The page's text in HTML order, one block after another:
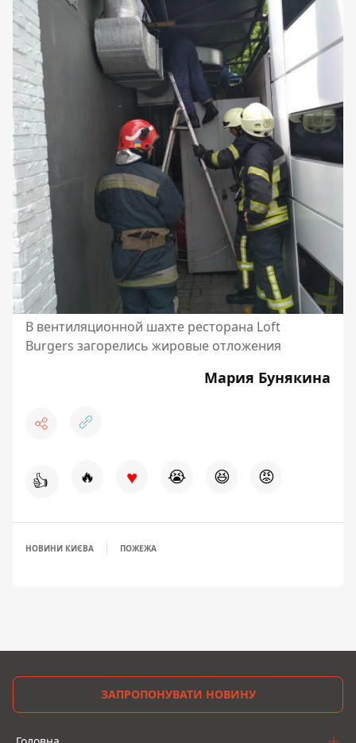
В вентиляционной шахте ресторана Loft
Burgers загорелись жировые отложения
Мария Бунякина
👍 🔥 ♥ 😭 😆 😡
НОВИНИ КИЄВА ПОЖЕЖА
ЗАПРОПОНУВАТИ НОВИНУ